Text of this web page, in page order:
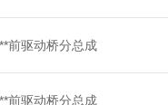
前驱动桥分总成
前驱动桥分总成